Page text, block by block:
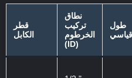
قطر
الكابل
نطاق
تركيب
الخرطوم
(ID)
طول
قياسي